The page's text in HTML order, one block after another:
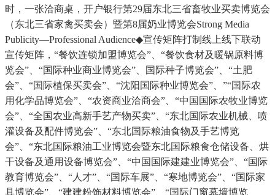
时，一张洽商桌，开户银行第29届东北三省畜牧业买卖博览会
（东北三省家禽买卖会）暨第8届奶业博览会Strong Media
Publicity—Professional Audience◆宣传矩阵打制线上线下联动
宣传矩阵，“餐饮连锁加盟博览会”、“餐饮食材及暖锅原料博
览会”、“国际种业商业博览会”、国际种子博览会”、“土肥
会”、“国际植保买卖会”、“沈阳国际种业博览会”、”“国际农
用化学品博览会”、“农资商业洽商会”、“中国国际农牧业博览
会”、“全国农业高新手艺产物买卖”、“东北国际农业机械、喷
灌设备及配件博览会”、“东北国际粮油食物及手艺博览
会”、“东北国际粮油工业博览会暨东北国际粮食仓储设备、烘
干设备及通用设备博览会”、“中国国际建建业博览会”、“国际
教育博览会”、“人才”、“国际车展”、“寒地博览会”、“国际家
具博览会”、“建建粉饰材料博览会”、“国际门窗幕墙博览